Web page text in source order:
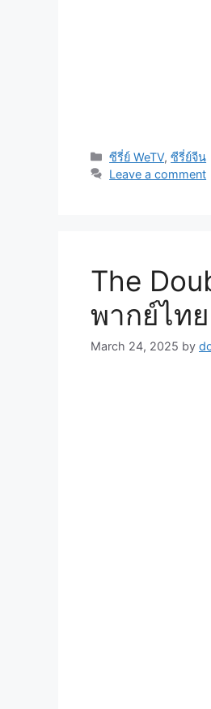
Categories
ซีรี่ย์ WeTV,ซีรี่ย์จีน
Leave a comment
The
พากย์ไท
March 24, 2025 by